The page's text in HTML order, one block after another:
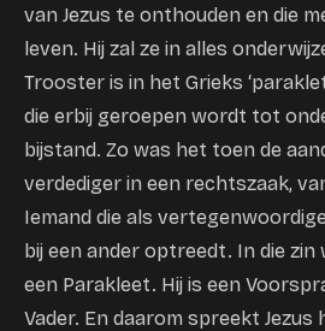
van Jezus te onthouden en die
leven. Hij zal ze in alles
Trooster is in het Grieks
die erbij geroepen wordt tot
bijstand. Zo was het toen de
verdediger in een rechtszaak,
Iemand die als
bij een ander optreedt. In die zin
een Parakleet. Hij is een
Vader. En daarom spreekt Jezus